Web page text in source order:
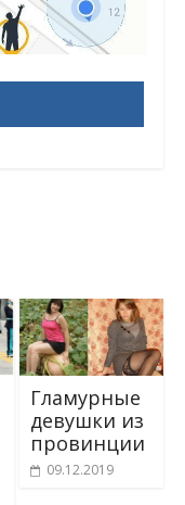
Гламурные
девушки из
провинции
09.12.2019